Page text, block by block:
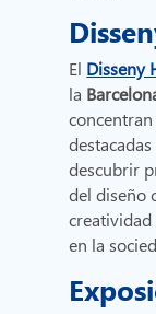
El Disseny
la
descubrir
del diseño
en la